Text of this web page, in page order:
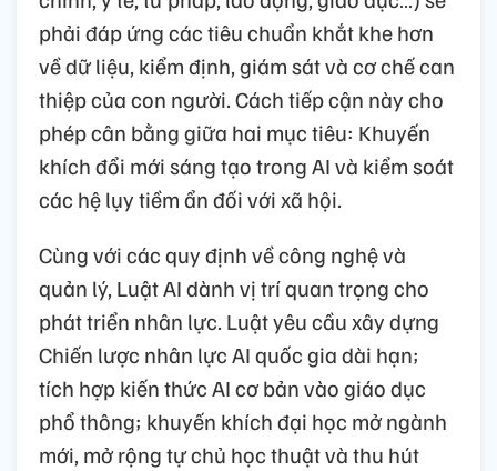
phải đáp ứng các tiêu chuẩn khắt khe hơn
về dữ liệu, kiểm định, giám sát và cơ chế can
thiệp của con người. Cách tiếp cận này cho
phép cân bằng giữa hai mục tiêu: Khuyến
khích đổi mới sáng tạo trong AI và kiểm soát
các hệ lụy tiềm ẩn đối với xã hội.
Cùng với các quy định về công nghệ và
quản lý, Luật AI dành vị trí quan trọng cho
phát triển nhân lực. Luật yêu cầu xây dựng
Chiến lược nhân lực AI quốc gia dài hạn;
tích hợp kiến thức AI cơ bản vào giáo dục
phổ thông; khuyến khích đại học mở ngành
mới, mở rộng tự chủ học thuật và thu hút